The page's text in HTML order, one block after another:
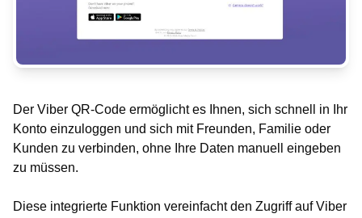
Der Viber QR-Code ermöglicht es Ihnen, sich schnell in Ihr
Konto einzuloggen und sich mit Freunden, Familie oder
Kunden zu verbinden, ohne Ihre Daten manuell eingeben
zu müssen.
Diese integrierte Funktion vereinfacht den Zugriff auf Viber